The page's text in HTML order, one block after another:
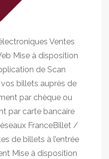
Ventes
Mise à disposition
de Scan
billets auprès de
par chèque ou
par carte bancaire
FranceBillet /
de billets à l’entrée
Mise à disposition